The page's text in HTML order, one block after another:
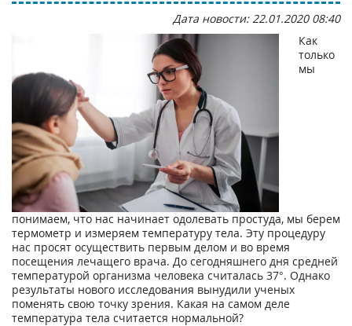
Дата новости: 22.01.2020 08:40
Как
только
мы
понимаем, что нас начинает одолевать простуда, мы берем
термометр и измеряем температуру тела. Эту процедуру
нас просят осуществить первым делом и во время
посещения лечащего врача. До сегодняшнего дня средней
температурой организма человека считалась 37°. Однако
результаты нового исследования вынудили ученых
поменять свою точку зрения. Какая на самом деле
температура тела считается нормальной?